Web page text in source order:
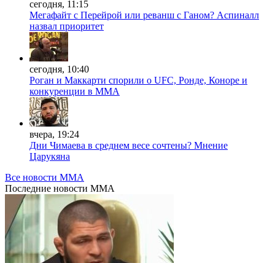
сегодня, 11:15
Мегафайт с Перейрой или реванш с Ганом? Аспиналл
назвал приоритет
сегодня, 10:40
Роган и Маккарти спорили о UFC, Ронде, Коноре и
конкуренции в ММА
вчера, 19:24
Дни Чимаева в среднем весе сочтены? Мнение
Царукяна
Все новости MMA
Последние новости MMA